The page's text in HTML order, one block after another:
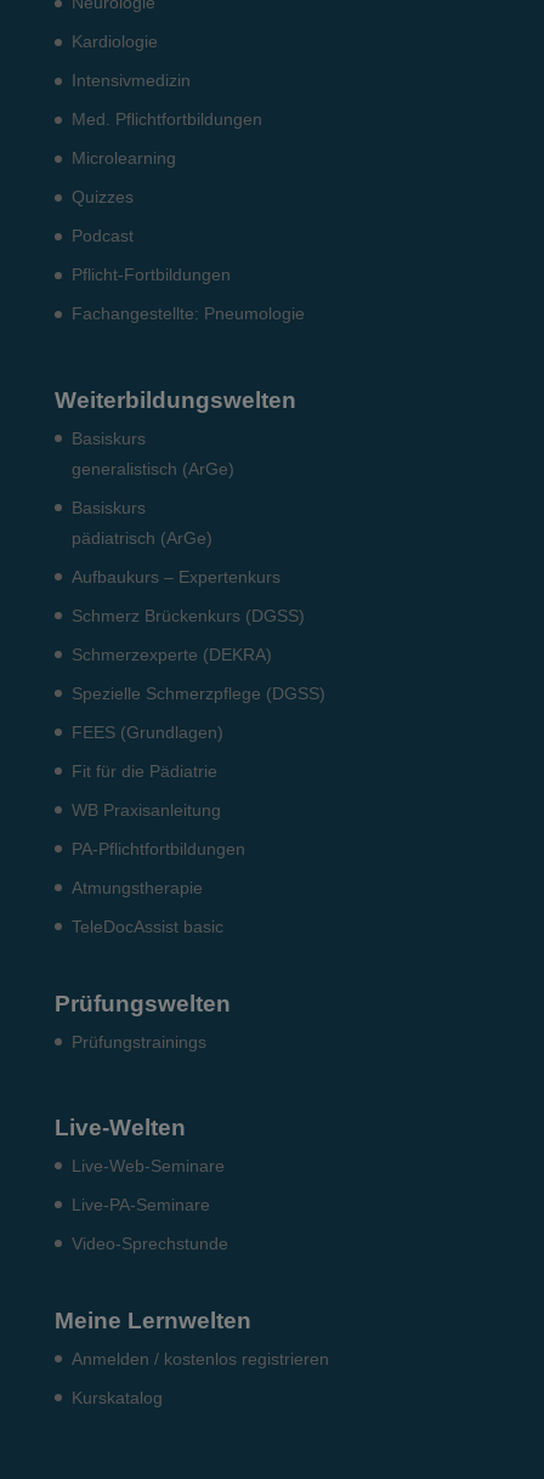
Kardiologie
Intensiv­medizin
Med. Pflichtfort­bildun­gen
Microlearning
Quizzes
Podcast
Pflicht-Fort­bildun­gen
Fach­angestellte: Pneumo­logie
Weiterbildungswelten
Basiskurs
generalistisch (ArGe)
Basiskurs
pädiatrisch (ArGe)
Aufbaukurs – Expertenkurs
Schmerz Brückenkurs (DGSS)
Schmerzexperte (DEKRA)
Spezielle Schmerzpflege (DGSS)
FEES (Grundlagen)
Fit für die Pädiatrie
WB Praxisanleitung
PA-Pflichtfortbildungen
Atmungstherapie
TeleDocAssist basic
Prüfungswelten
Prü­fungs­trai­nings
Live-Welten
Live-Web-Seminare
Live-PA-Seminare
Video-Sprechstunde
Meine Lernwelten
Anmelden / kostenlos registrieren
Kurskatalog